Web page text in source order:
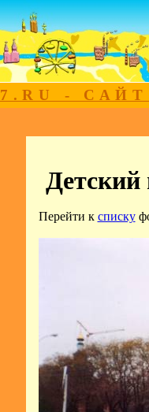
-
Детский
Перейти к списку